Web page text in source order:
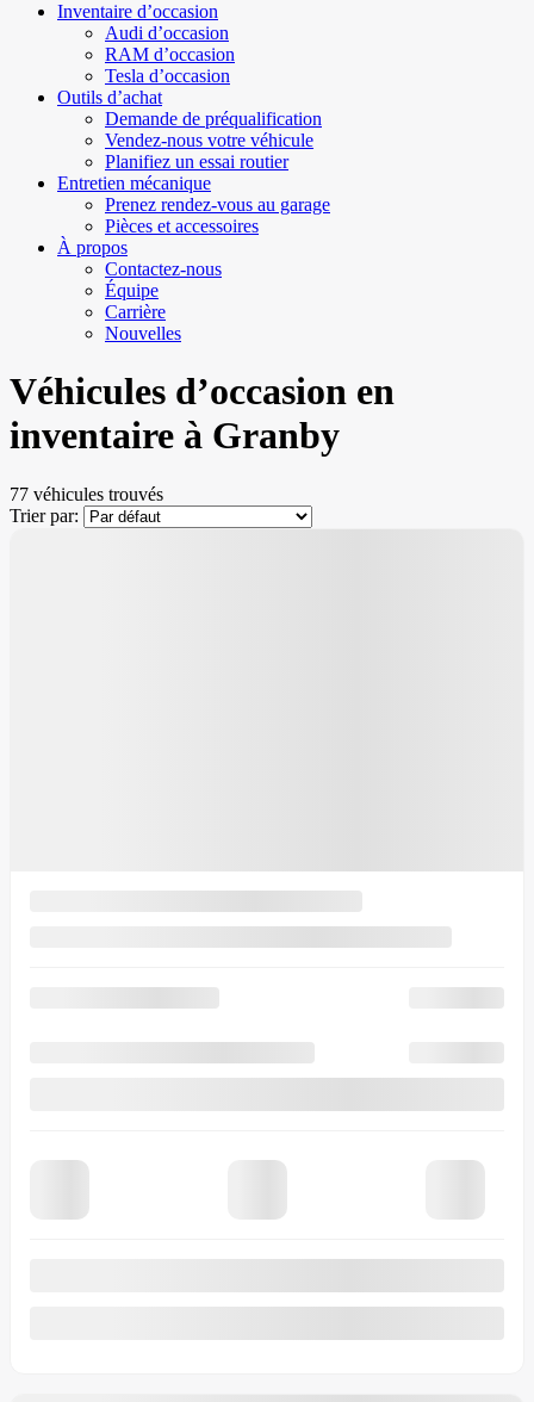
Inventaire d’occasion
Audi d’occasion
RAM d’occasion
Tesla d’occasion
Outils d’achat
Demande de préqualification
Vendez-nous votre véhicule
Planifiez un essai routier
Entretien mécanique
Prenez rendez-vous au garage
Pièces et accessoires
À propos
Contactez-nous
Équipe
Carrière
Nouvelles
Véhicules d’occasion en
inventaire à Granby
77 véhicules trouvés
Trier par: